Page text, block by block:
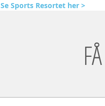
Se Sports Resortet her >